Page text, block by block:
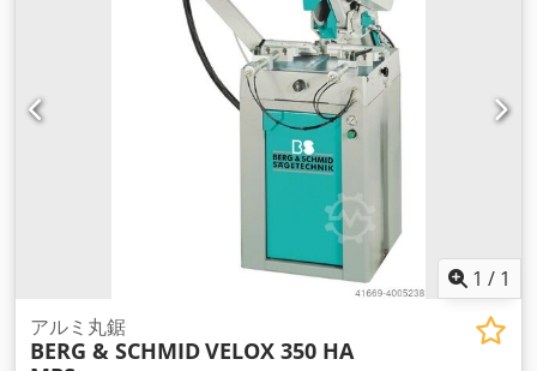
1 / 1
アルミ丸鋸
BERG & SCHMIDVELOX 350 HA